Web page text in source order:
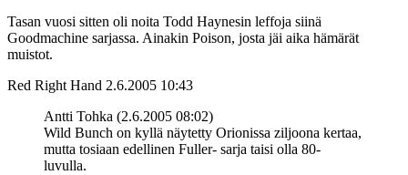
Tasan vuosi sitten oli noita Todd Haynesin leffoja siinä
Goodmachine sarjassa. Ainakin Poison, josta jäi aika hämärät
muistot.
Red Right Hand 2.6.2005 10:43
Antti Tohka (2.6.2005 08:02)
Wild Bunch on kyllä näytetty Orionissa ziljoona kertaa,
mutta tosiaan edellinen Fuller- sarja taisi olla 80-
luvulla.